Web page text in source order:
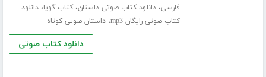
فارسی،دانلود کتاب صوتی داستان،کتاب گویا،دانلود
کتاب صوتی رایگان mp3
،داستان صوتی کوتاه
دانلود کتاب صوتی